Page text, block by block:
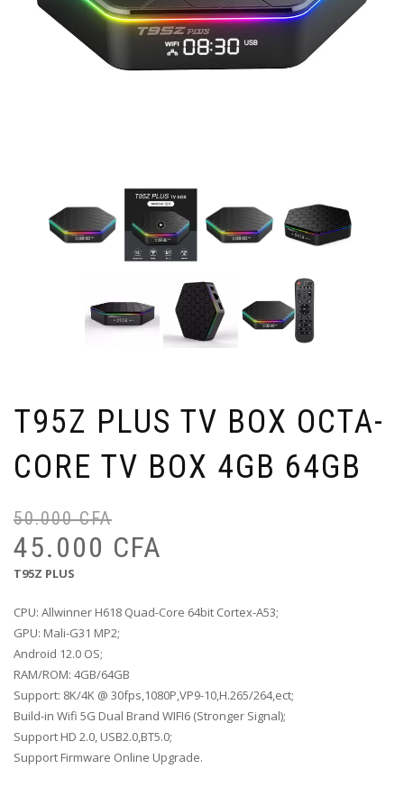
T95Z PLUS TV BOX OCTA-
CORE TV BOX 4GB 64GB
50.000CFA
45.000 CFA
T95Z PLUS
CPU: Allwinner H618 Quad-Core 64bit Cortex-A53;
GPU: Mali-G31 MP2;
Android 12.0 OS;
RAM/ROM: 4GB/64GB
Support: 8K/4K @ 30fps,1080P,VP9-10,H.265/264,ect;
Build-in Wifi 5G Dual Brand WIFI6 (Stronger Signal);
Support HD 2.0, USB2.0,BT5.0;
Support Firmware Online Upgrade.